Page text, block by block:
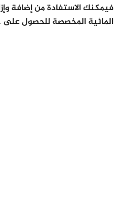
فيمكنك الاستفادة من إضافة
المائية المخصصة للحصول على